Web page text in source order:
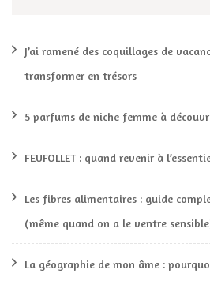
J’ai ramené des coquillages de
transformer en trésors
5 parfums de niche femme à
FEUFOLLET : quand revenir à
Les fibres alimentaires : guide
(même quand on a le ventre
La géographie de mon âme :